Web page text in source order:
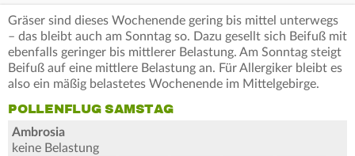
Gräser sind dieses Wochenende gering bis mittel unterwegs
– das bleibt auch am Sonntag so. Dazu gesellt sich Beifuß mit
ebenfalls geringer bis mittlerer Belastung. Am Sonntag steigt
Beifuß auf eine mittlere Belastung an. Für Allergiker bleibt es
also ein mäßig belastetes Wochenende im Mittelgebirge.
POLLENFLUG SAMSTAG
Ambrosia
keine Belastung